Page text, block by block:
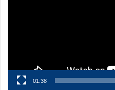
01:38